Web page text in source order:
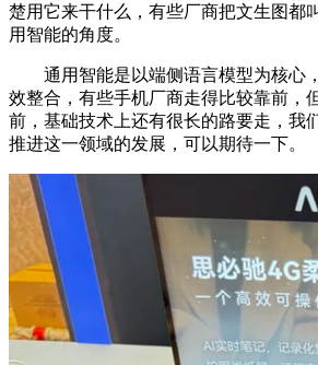
楚用它来干什么，有些厂商把文生图都
用智能的角度。
通用智能是以端侧语言模型为核心
效整合，有些手机厂商走得比较靠前，
前，基础技术上还有很长的路要走，我
推进这一领域的发展，可以期待一下。